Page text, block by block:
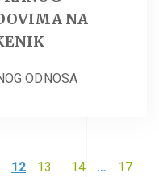
NA
ODNOSA
12 13 14 …
17